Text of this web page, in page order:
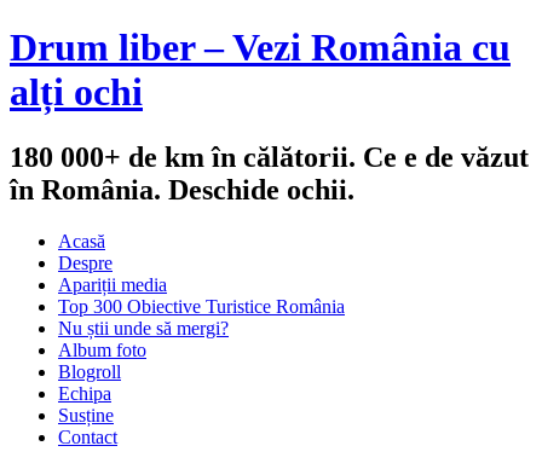
Drum liber – Vezi România cu
alți ochi
180 000+ de km în călătorii. Ce e de văzut
în România. Deschide ochii.
Acasă
Despre
Apariții media
Top 300 Obiective Turistice România
Nu știi unde să mergi?
Album foto
Blogroll
Echipa
Susține
Contact